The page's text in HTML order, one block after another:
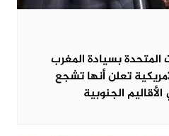
المتحدة بسيادة المغرب
تعلن أنها تشجع
الجنوبية